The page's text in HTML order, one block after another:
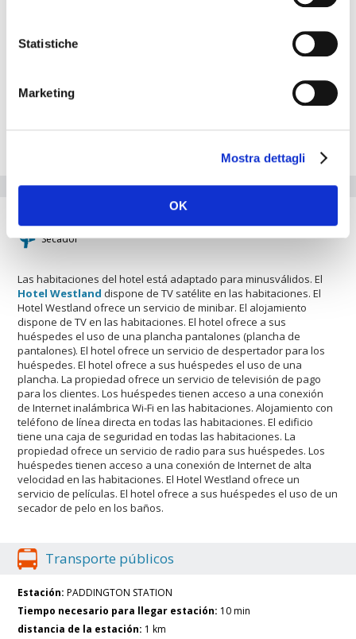
Statistiche
Marketing
Mostra dettagli
OK
acondicionado. Los huéspedes tienen acceso a un proyector para
el uso en las reuniones. El Hotel Westland dispone de
instalaciones para el turismo de negocios. El hotel cuenta con un
familias con niños pequeños. El hotel es perfecto para los que
aman nadar. Hay un servicio de mini-bus para los huéspedes al
de las compras. El hotel es ideal para los deportes. Hay una
Caracteristicas de las Habitaciones
Secador
Las habitaciones del hotel está adaptado para minusválidos. El
Hotel Westland dispone de TV satélite en las habitaciones. El
Hotel Westland ofrece un servicio de minibar. El alojamiento
dispone de TV en las habitaciones. El hotel ofrece a sus
huéspedes el uso de una plancha pantalones (plancha de
pantalones). El hotel ofrece un servicio de despertador para los
huéspedes. El hotel ofrece a sus huéspedes el uso de una
plancha. La propiedad ofrece un servicio de televisión de pago
para los clientes. Los huéspedes tienen acceso a una conexión
de Internet inalámbrica Wi-Fi en las habitaciones. Alojamiento con
teléfono de línea directa en todas las habitaciones. El edificio
tiene una caja de seguridad en todas las habitaciones. La
propiedad ofrece un servicio de radio para sus huéspedes. Los
huéspedes tienen acceso a una conexión de Internet de alta
velocidad en las habitaciones. El Hotel Westland ofrece un
servicio de películas. El hotel ofrece a sus huéspedes el uso de un
secador de pelo en los baños.
Transporte públicos
Estación: PADDINGTON STATION
Tiempo necesario para llegar estación: 10 min
distancia de la estación: 1 km